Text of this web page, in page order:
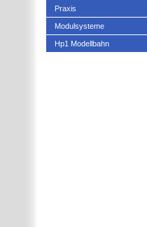
Praxis
Modulsysteme
Hp1 Modellbahn